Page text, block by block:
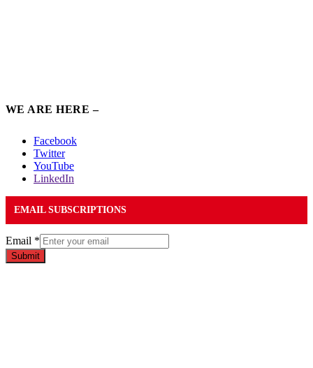
WE ARE HERE –
Facebook
Twitter
YouTube
LinkedIn
EMAIL SUBSCRIPTIONS
Email *
Submit